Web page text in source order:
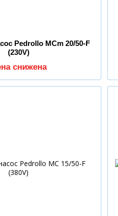
Pedrollo MCm 20/50-F
(230V)
снижена